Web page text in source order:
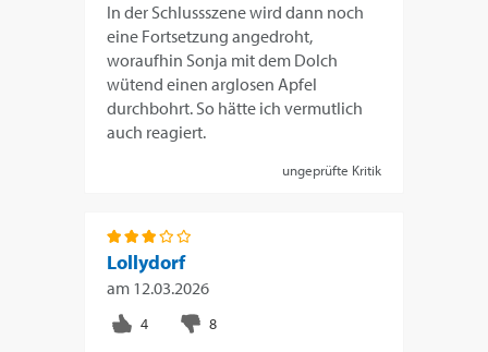
In der Schlussszene wird dann noch
eine Fortsetzung angedroht,
woraufhin Sonja mit dem Dolch
wütend einen arglosen Apfel
durchbohrt. So hätte ich vermutlich
auch reagiert.
ungeprüfte Kritik
Lollydorf
am 12.03.2026